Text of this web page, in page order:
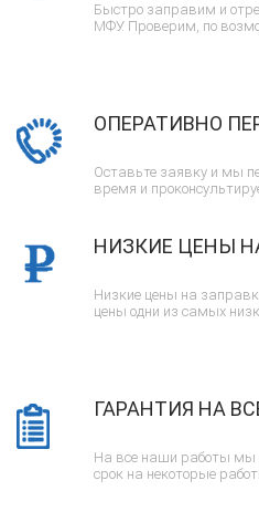
Быстро заправим и
МФУ. Проверим, по
ОПЕРАТИВНО
Оставьте заявку и мы
время и
НИЗКИЕ ЦЕНЫ
Низкие цены на
цены одни из самых
ГАРАНТИЯ НА
На все наши работы мы
срок на некоторые